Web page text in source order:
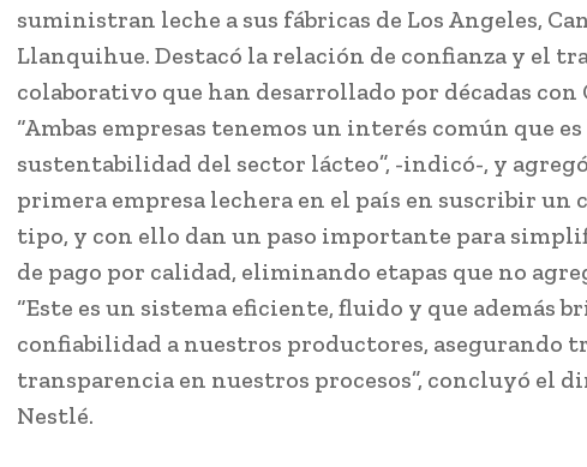
suministran leche a sus fábricas de Los Angeles,
Llanquihue. Destacó la relación de confianza y el
colaborativo que han desarrollado por décadas con
“Ambas empresas tenemos un interés común que
sustentabilidad del sector lácteo”, -indicó-, y
primera empresa lechera en el país en suscribir un
tipo, y con ello dan un paso importante para
de pago por calidad, eliminando etapas que no
“Este es un sistema eficiente, fluido y que además
confiabilidad a nuestros productores, asegurando
transparencia en nuestros procesos”, concluyó el
Nestlé.